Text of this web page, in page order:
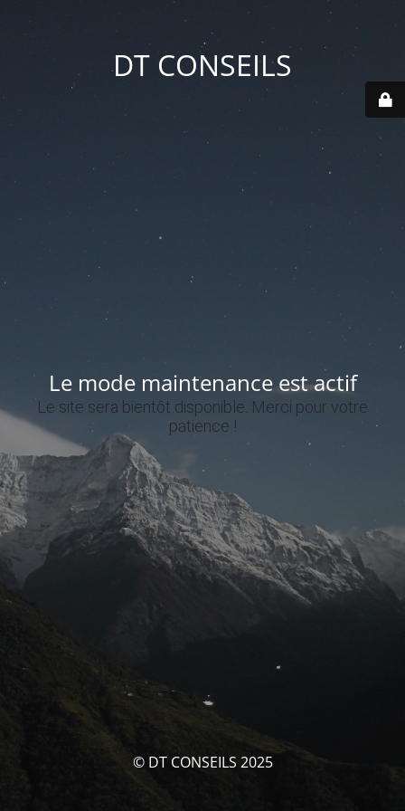
DT CONSEILS
Le mode maintenance est actif
Le site sera bientôt disponible. Merci pour votre
patience !
© DT CONSEILS 2025